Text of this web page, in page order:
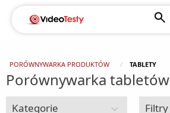
PORÓWNYWARKA PRODUKTÓW TABLETY
Porównywarka tabletów
Kategorie Filtry